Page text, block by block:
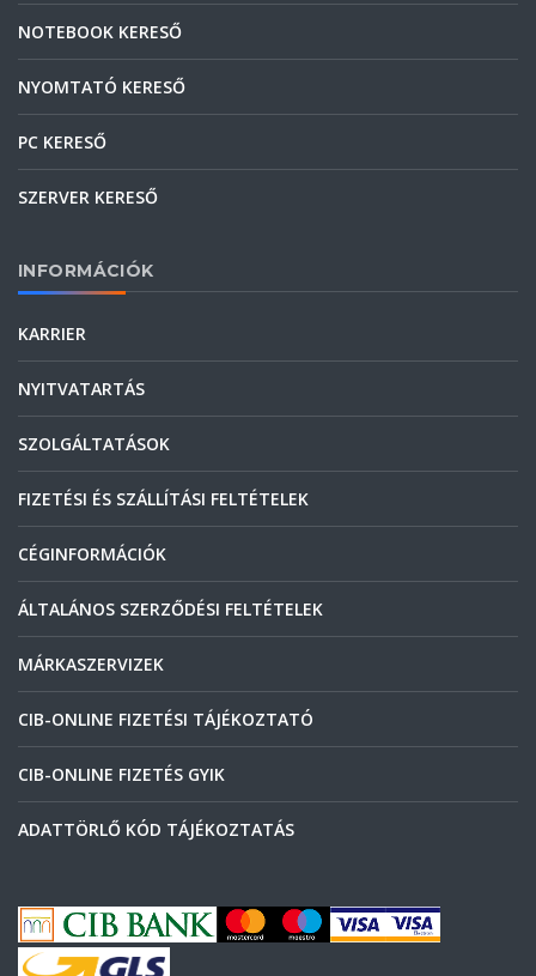
NOTEBOOK KERESŐ
NYOMTATÓ KERESŐ
PC KERESŐ
SZERVER KERESŐ
INFORMÁCIÓK
KARRIER
NYITVATARTÁS
SZOLGÁLTATÁSOK
FIZETÉSI ÉS SZÁLLÍTÁSI FELTÉTELEK
CÉGINFORMÁCIÓK
ÁLTALÁNOS SZERZŐDÉSI FELTÉTELEK
MÁRKASZERVIZEK
CIB-ONLINE FIZETÉSI TÁJÉKOZTATÓ
CIB-ONLINE FIZETÉS GYIK
ADATTÖRLŐ KÓD TÁJÉKOZTATÁS